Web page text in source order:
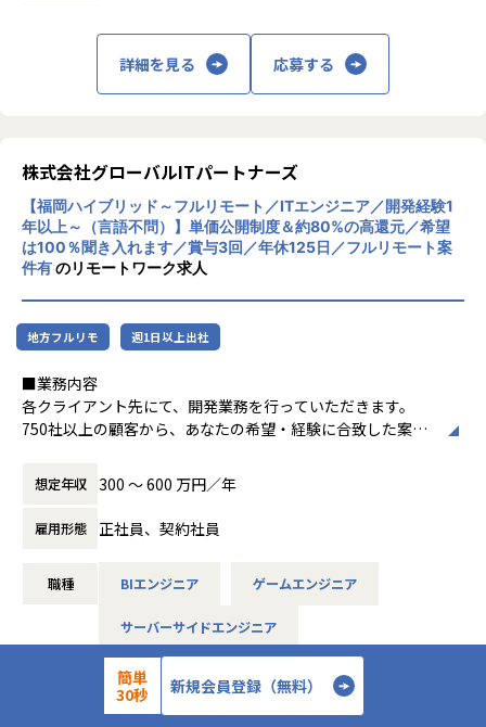
感をもって周りの人とチーミングしながら質の高いシステム
開発を行えるような環境を創ることを大切にしています。
また、部活や社員旅行や各種イベント、チームリーダー制、
1on1制度などでコミュニケーションの活性化することと心
▼経営者として
山本五十六氏の「やってみせ、言って聞かせて、させてみ
て、ほめてやらねば人は動かじ」が座右の銘。社長として常
に率先垂範する姿勢を大切にし。性善説を大切にしながら
も、性弱説もありえるとも考え、自らを律する姿勢を大切に
─ 今後のビジョンをお願いいたします。
システム開発を①委託開発・派遣による開発軸だけでなく、
②受託開発やチームでの開発(LABO開発)、③自社開発という
新たな２つの軸を構築/強化し、３つの軸で事業形成する。３
つの軸が出来ることで、エンジニアのキャリアの選択肢が広
がり、エンジニアのスキルセットが増え、高度なスキルを身
ニア集団を創ることができる。現在は②、③についても着手
受託開発を行っている。
【業務の変更の範囲】
全てのエンジニアをプロフェッショナルに
株式会社アルトワイズ 代表取締役 向井 崇泰
なクライアントのニーズに応えています。
クライアント数は1,300社を超え、案件は月間で7万件ほど頂
いています。SES交流会を自社で開催しており、毎回100名ほ
どの参加者が集まり、リレーションを構築しています。
現在は、受託・LABO開発に力を入れており、複数名のチー
ムで案件参画することも出来ます。
主にJava、C#、PHP、Go、Python、Swift、Kotlin、flutte
rを用いたWEBシステムやスマホアプリ開発やAWSなどを用
いたクラウド開発を行っています。
─ 御社の強みを教えてください。
(1)エンジニアが自由に案件を選択出来る案件選択制度
ひとりのエンジニアに対し、20〜30個の参画プロジェクトを
に案件を選べるのが特徴です。アルトワイズではエンジニア
いるので、エンジニアがのびのびと成⻑しています。
(2)多彩な福利厚生制度の構築
趣味手当、趣味休暇、アート手当、Well-being手当、スキル
アップ手当、社員旅行、など、全24個。任意参加のイベント
150回開催/年。
(3)働きやすい環境
平均残業9時間/月、リモート併用率90%
5％。努力がダイレクトに収入へ反映される透明性の高い仕
◾️その他の制度&取り組み
└有休取得率81％
└副業可能
└社内での仲間づくり：趣味やペット情報を共有するSlac
kのチャンネル、ゲーム部、社員旅行、大忘年会 など
└エンジニアサクセス本部：技術やエンジニア市場に精通
した社員が一人ひとりのキャリアに伴走。今の業務が将来に
どうつながるのか、次に何を経験すべきかを明確にし、目的
と納得感を持って成長できる環境を整えています。
└社内での仲間づくり：趣味やペット情報を共有するSlac
kのチャンネル、ゲーム部、社員旅行、大忘年会 など
◾️入社者の声
思っていたのですが、アルトワイズに入社して詳細設計も経
「基本設計や概要設計も経験出来るようなりました！」
「エンジニア同士でスキルの話が気軽にできるようになりま
「社員同士でする趣味の話が楽しい」
◾️外部評価が示す働きやすい環境
・健康経営優良法人2026（中小規模法人部門）
・ベストベンチャー100 選出：https://www.artwize.co.jp/w
◾️上場企業グループの安定基盤があるから、自由を実現！
名、2025年117名と毎年純増で成長を続けています。
グループ会社のプロジェクトカンパニーは売上⾼100億円規
模以上の⼤⼿企業からの売上⾼が全社売上⾼の80%以上を占
める構成となっております。
なので、弊社は当該プライムアカウントに対してシステム開
分で選べるエンジニア人生を！
あなたのご経験やキャリアプランをヒアリングし、年間約70
万の案件からご希望に沿う20～30件の案件を提案いたしま
その中から「面白そう」「身につけたいスキルに繋がる」と
感じる案件を、ご自身で選んで頂きます。
技術スペシャリストとしてのキャリアパスも選択できます。
大手企業の上流工程案件やリモート案件もあり、自由度高く
・大手エンタメ系企業のサービスシステム開発
・大手鉄道企業のシステム開発
・大手マスメディアの環境構築・開発・検証
・大手不動産企業のクラウドサービス開発
★様々なユニークな福利厚生制度を完備！
ゲームや音楽ライブなど趣味のために使った金額を補助する
「趣味手当」、資格を取得したらお祝い金を支給する「資格
手当」。その他にも他社にはおそらく無いような手当がたく
■プロジェクト例
・Java/PHP/C# を中心としたWebシステム開発が得意で評価
いただいています
・Go/Python/Swift/Kotlin などモダン言語案件もあり
・プライム案件多数（グループ会社「(株)プロジェクトカン
パニー」の売上100億円規模以上の大手企業に対して、シス
テム開発の側面から寄与）
・具体例：大手自動車メーカーの基幹系システム開発/大手求
人会社のフロントエンド・バックエンド開発/大手エンタメ系
企業のサービスシステム開発/大手鉄道企業のシステム開発
■働き方
時間を作っています）
・案件稼働率99％と高い水準
変更の範囲：会社の定める業務
◤ーーーーーーーーーーーーーーーーー
アルトワイズとは
ーーーーーーーーーーーーーーーーー◢
「全てのエンジニアをプロフェッショナルに」というミッシ
休憩時間： 60分
詳細を見る 応募する
株式会社グローバルITパートナーズ
【福岡ハイブリッド～フルリモート／ITエンジニア／開発経験1
年以上～（言語不問）】単価公開制度＆約80%の高還元／希望
は100％聞き入れます／賞与3回／年休125日／フルリモート案
件有のリモートワーク求人
地方フルリモ 週1日以上出社
■業務内容
各クライアント先にて、開発業務を行っていただきます。
750社以上の顧客から、あなたの希望・経験に合致した案件
＜案件例＞
・基幹系システムの開発支援（Java、TypeScript、Sprin
g、Vue.js）
・電力系営業システムの開発（Java、VB.net、VBA）
・MuleSoft開発（Java、SQL、Salesforce）
・車載電池ECUシステムの開発（C）
・国税のインフラ環境構築（AWS、Azure、Linux、Window
・各種NW／DB／サーバ／設計・構築・運用・保守（cisco
想定年収 300 〜 600 万円／年
雇用形態 正社員、契約社員
職種 BIエンジニア ゲームエンジニア
サーバーサイドエンジニア
システムエンジニア
簡単
30秒
新規会員登録（無料）